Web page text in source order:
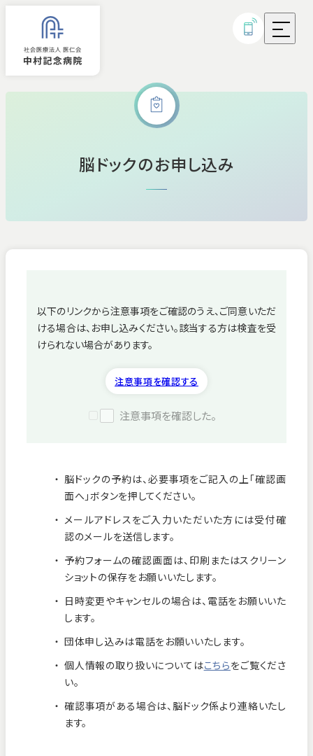
病気・治療について
病院紹介
お知らせ
フロアマップ
個人情報保護方針
脳ドックのお申し込み
以下のリンクから注意事項をご確認のうえ、ご同意いただ
ける場合は、お申し込みください。該当する方は検査を受
けられない場合があります。
注意事項を確認する
注意事項を確認した。
脳ドックの予約は、必要事項をご記入の上「確認画
面へ」ボタンを押してください。
メールアドレスをご入力いただいた方には受付確
認のメールを送信します。
予約フォームの確認画面は、印刷またはスクリーン
ショットの保存をお願いいたします。
日時変更やキャンセルの場合は、電話をお願いいた
します。
団体申し込みは電話をお願いいたします。
個人情報の取り扱いについてはこちらをご覧くださ
い。
確認事項がある場合は、脳ドック係より連絡いたし
ます。